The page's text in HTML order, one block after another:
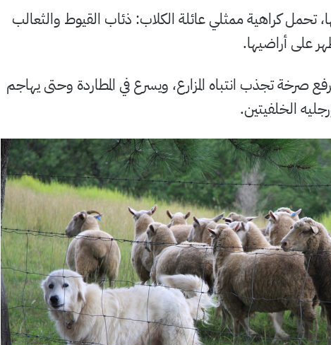
تحمل كراهية ممثلي عائلة الكلاب: ذئاب القيوط والثعالب
على أراضيها.
صرخة تجذب انتباه المزارع، ويسرع في المطاردة وحتى يهاجم
الخلفيتين.